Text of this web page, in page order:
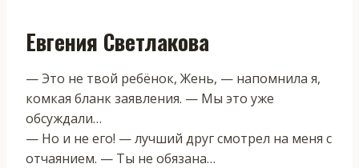
Евгения Светлакова
— Это не твой ребёнок, Жень, — напомнила я,
комкая бланк заявления. — Мы это уже
обсуждали…
— Но и не его! — лучший друг смотрел на меня с
отчаянием. — Ты не обязана…